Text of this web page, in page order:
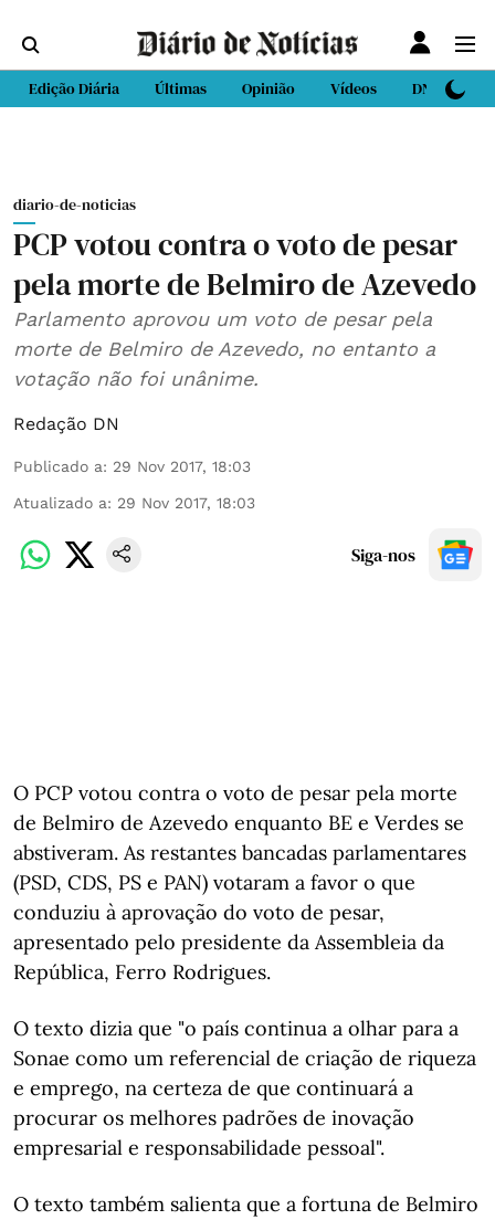
Edição Diária Últimas Opinião Vídeos DN Sport
diario-de-noticias
PCP votou contra o voto de pesar
pela morte de Belmiro de Azevedo
Parlamento aprovou um voto de pesar pela
morte de Belmiro de Azevedo, no entanto a
votação não foi unânime.
Redação DN
Publicado a: 29 Nov 2017, 18:03
Atualizado a: 29 Nov 2017, 18:03
Siga-nos
O PCP votou contra o voto de pesar pela morte
de Belmiro de Azevedo enquanto BE e Verdes se
abstiveram. As restantes bancadas parlamentares
(PSD, CDS, PS e PAN) votaram a favor o que
conduziu à aprovação do voto de pesar,
apresentado pelo presidente da Assembleia da
República, Ferro Rodrigues.
O texto dizia que "o país continua a olhar para a
Sonae como um referencial de criação de riqueza
e emprego, na certeza de que continuará a
procurar os melhores padrões de inovação
empresarial e responsabilidade pessoal".
O texto também salienta que a fortuna de Belmiro